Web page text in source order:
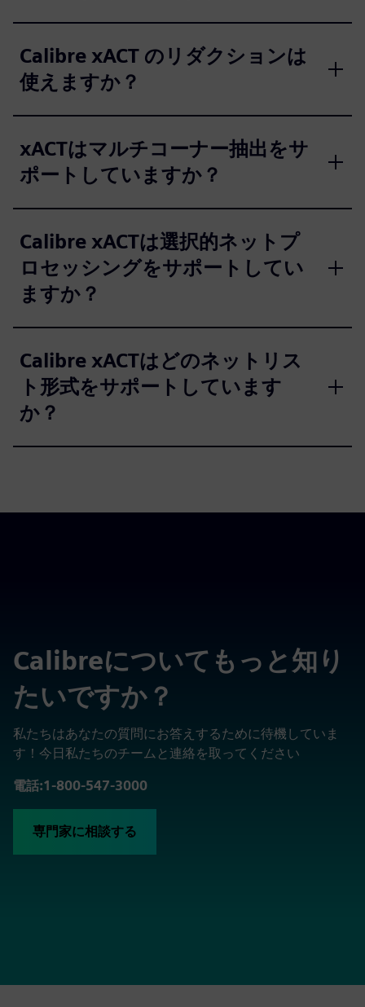
Calibre xACT のリダクションは
使えますか？
xACTはマルチコーナー抽出をサ
ポートしていますか？
Calibre xACTは選択的ネットプ
ロセッシングをサポートしてい
ますか？
Calibre xACTはどのネットリス
ト形式をサポートしています
か？
Calibreについてもっと知り
たいですか？
私たちはあなたの質問にお答えするために待機していま
す！今日私たちのチームと連絡を取ってください
電話:1-800-547-3000
専門家に相談する